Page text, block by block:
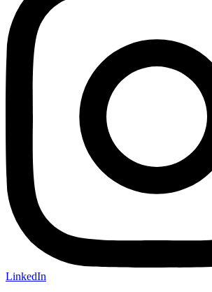
LinkedIn